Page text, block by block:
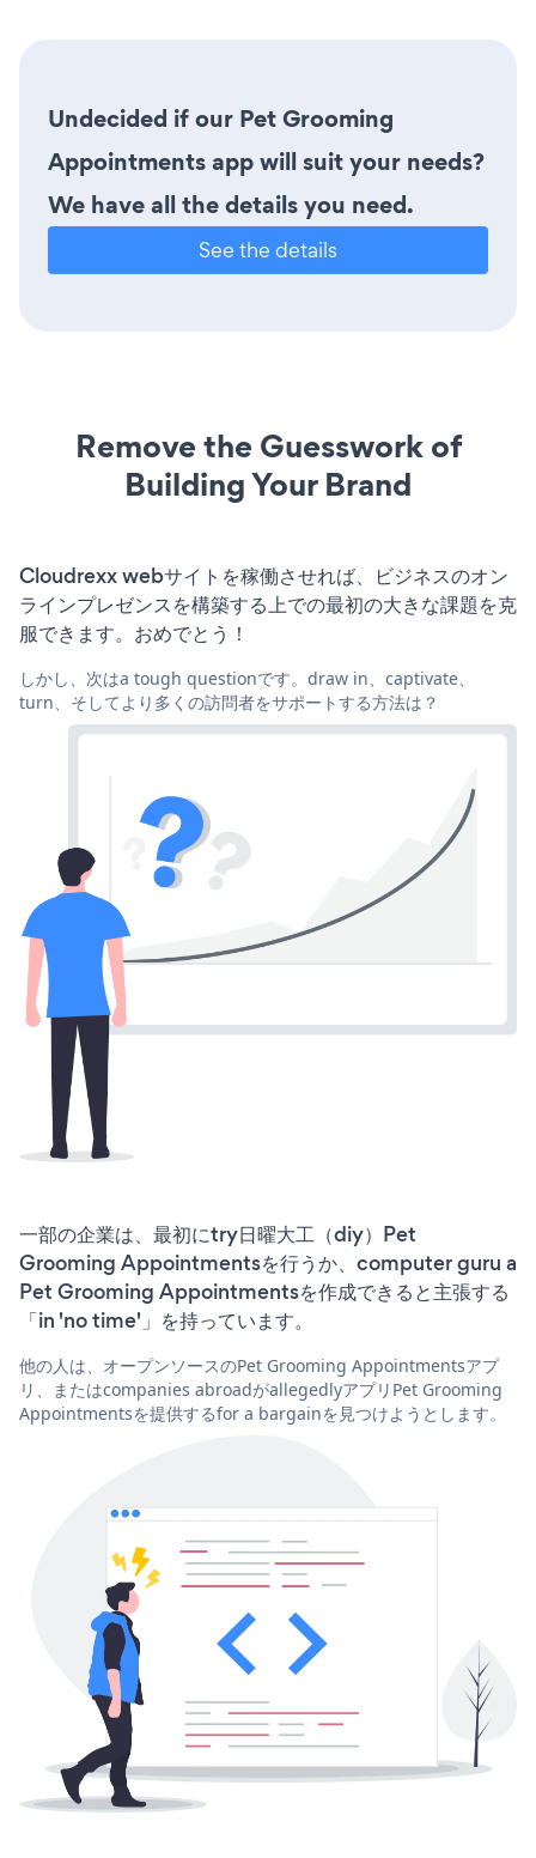
Undecided if our Pet Grooming
Appointments app will suit your needs?
We have all the details you need.
See the details
Remove the Guesswork of
Building Your Brand
Cloudrexx webサイトを稼働させれば、ビジネスのオン
ラインプレゼンスを構築する上での最初の大きな課題を克
服できます。おめでとう！
しかし、次はa tough questionです。draw in、captivate、
turn、そしてより多くの訪問者をサポートする方法は？
一部の企業は、最初にtry日曜大工（diy）Pet
Grooming Appointmentsを行うか、computer guru a
Pet Grooming Appointmentsを作成できると主張する
「in 'no time'」を持っています。
他の人は、オープンソースのPet Grooming Appointmentsアプ
リ、またはcompanies abroadがallegedlyアプリPet Grooming
Appointmentsを提供するfor a bargainを見つけようとします。